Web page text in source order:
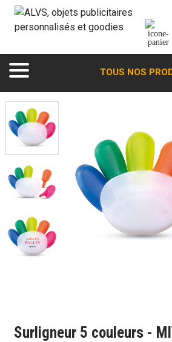
TOUS NOS
Surligneur 5 couleurs -